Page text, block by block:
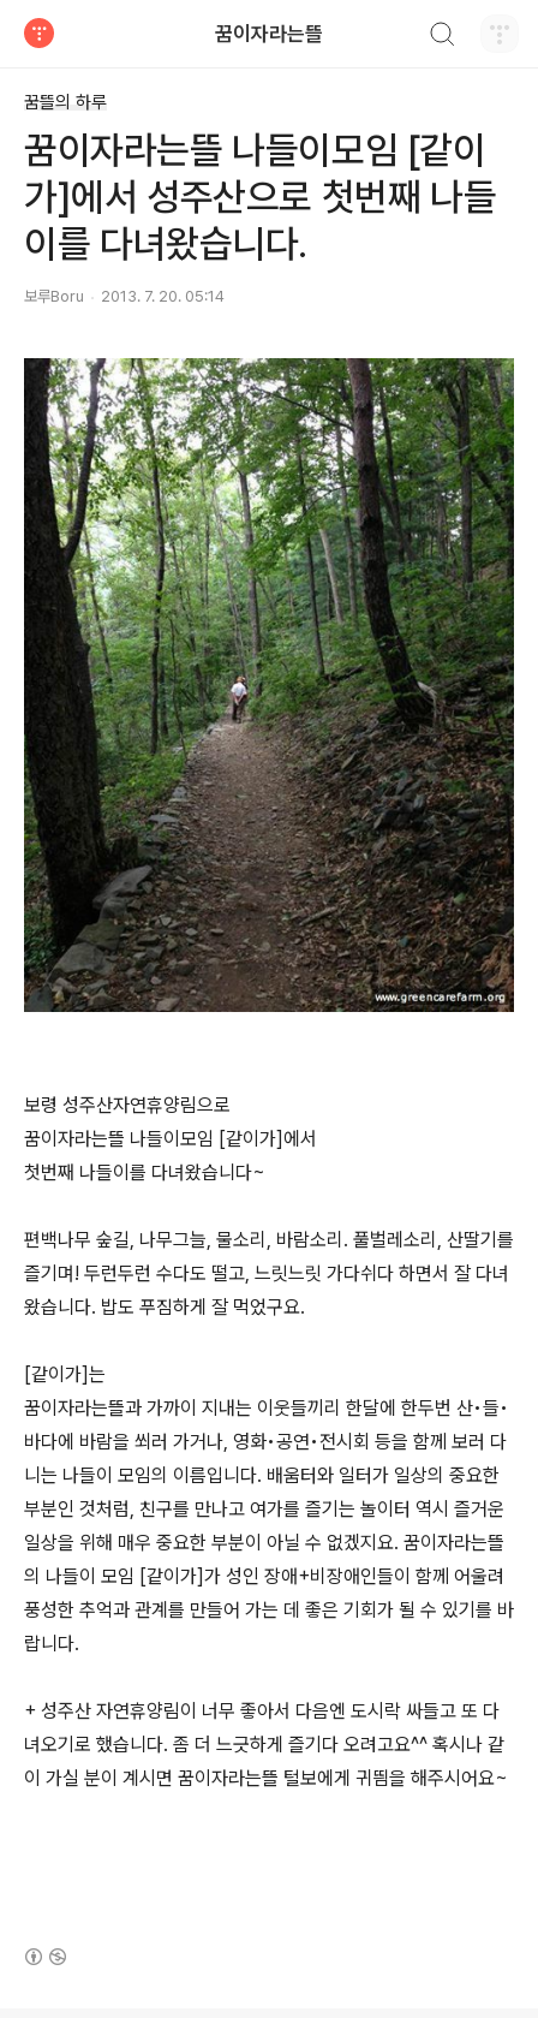
꿈이자라는뜰
꿈뜰의 하루
꿈이자라는뜰 나들이모임 [같이
가]에서 성주산으로 첫번째 나들
이를 다녀왔습니다.
보루Boru 2013. 7. 20. 05:14
보령 성주산자연휴양림으로
꿈이자라는뜰 나들이모임 [같이가]에서
첫번째 나들이를 다녀왔습니다~
편백나무 숲길, 나무그늘, 물소리, 바람소리. 풀벌레소리, 산딸기를
즐기며! 두런두런 수다도 떨고, 느릿느릿 가다쉬다 하면서 잘 다녀
왔습니다. 밥도 푸짐하게 잘 먹었구요.
[같이가]는
꿈이자라는뜰과 가까이 지내는 이웃들끼리 한달에 한두번 산•들•
바다에 바람을 쐬러 가거나, 영화•공연•전시회 등을 함께 보러 다
니는 나들이 모임의 이름입니다. 배움터와 일터가 일상의 중요한
부분인 것처럼, 친구를 만나고 여가를 즐기는 놀이터 역시 즐거운
일상을 위해 매우 중요한 부분이 아닐 수 없겠지요. 꿈이자라는뜰
의 나들이 모임 [같이가]가 성인 장애+비장애인들이 함께 어울려
풍성한 추억과 관계를 만들어 가는 데 좋은 기회가 될 수 있기를 바
랍니다.
+ 성주산 자연휴양림이 너무 좋아서 다음엔 도시락 싸들고 또 다
녀오기로 했습니다. 좀 더 느긋하게 즐기다 오려고요^^ 혹시나 같
이 가실 분이 계시면 꿈이자라는뜰 털보에게 귀띔을 해주시어요~